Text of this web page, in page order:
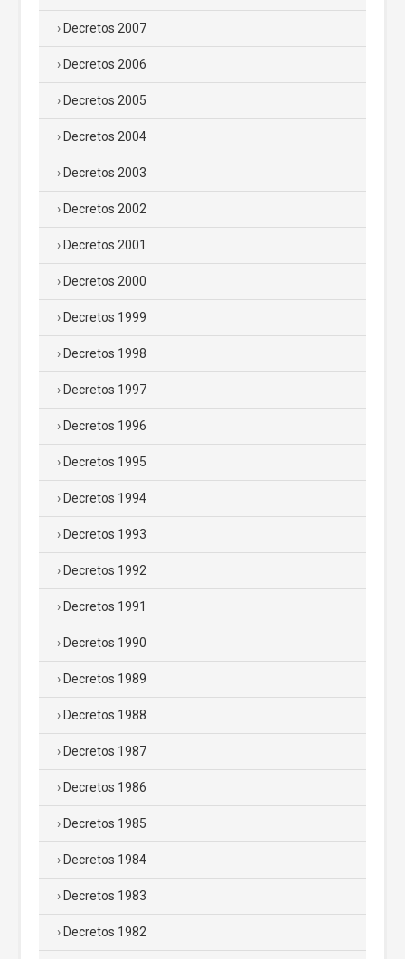
Decretos 2007
Decretos 2006
Decretos 2005
Decretos 2004
Decretos 2003
Decretos 2002
Decretos 2001
Decretos 2000
Decretos 1999
Decretos 1998
Decretos 1997
Decretos 1996
Decretos 1995
Decretos 1994
Decretos 1993
Decretos 1992
Decretos 1991
Decretos 1990
Decretos 1989
Decretos 1988
Decretos 1987
Decretos 1986
Decretos 1985
Decretos 1984
Decretos 1983
Decretos 1982